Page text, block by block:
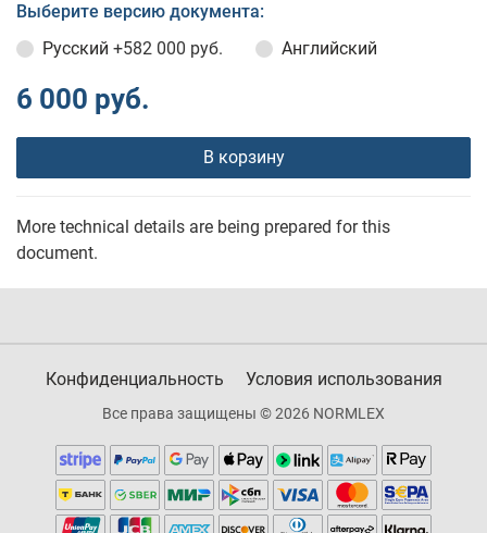
Выберите версию документа:
Русский +582 000 руб. Английский
6 000 руб.
В корзину
More technical details are being prepared for this
document.
Конфиденциальность Условия использования
Все права защищены © 2026 NORMLEX